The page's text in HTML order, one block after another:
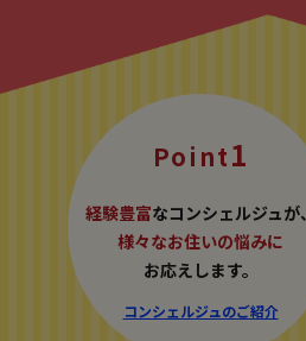
Point1
経験豊富なコンシェルジュが、
様々なお住いの悩みに
お応えします。
コンシェルジュのご紹介